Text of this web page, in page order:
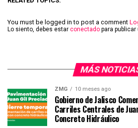
You must be logged in to post a comment
Lo siento, debes estar conectado para
MÁS
ZMG 10 meses ago
Gobierno de Jalisco
Carriles Centrales de
Concreto Hidráulico